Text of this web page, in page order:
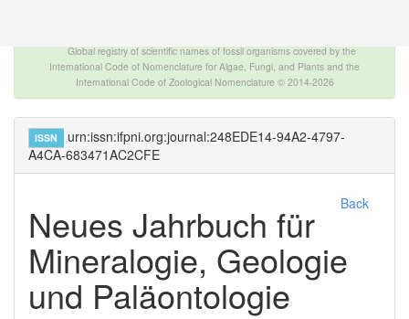
Global registry of scientific names of fossil organisms covered by the
International Code of Nomenclature for Algae, Fungi, and Plants and the
International Code of Zoological Nomenclature © 2014-2026
ISSN
urn:issn:ifpni.org:journal:248EDE14-94A2-4797-
A4CA-683471AC2CFE
Back
Neues Jahrbuch für
Mineralogie, Geologie
und Paläontologie